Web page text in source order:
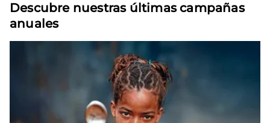
Descubre nuestras últimas campañas
anuales